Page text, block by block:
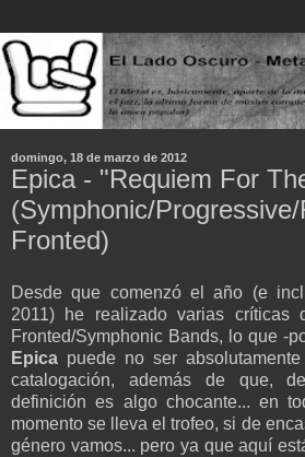
domingo, 18 de marzo de 2012
Epica - "Requiem For
(Symphonic/
Fronted)
Desde que comenzó el año (e
2011) he realizado varias críticas
Fronted/Symphonic Bands, lo que -
Epica puede no ser
catalogación, además de que,
definición es algo chocante... en
momento se lleva el trofeo, si de
género vamos... pero ya que aquí